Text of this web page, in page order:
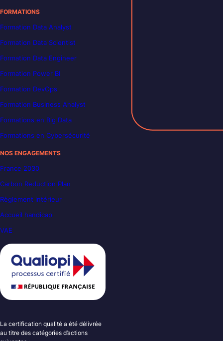
FORMATIONS
Formation Data Analyst
Formation Data Scientist
Formation Data Engineer
Formation Power BI
Formation DevOps
Formation Business Analyst
Formations en Big Data
Formations en Cybersécurité
NOS ENGAGEMENTS
France 2030
Carbon Reduction Plan
Règlement intérieur
Accueil handicap
VAE
La certification qualité a été délivrée
au titre des catégories d’actions